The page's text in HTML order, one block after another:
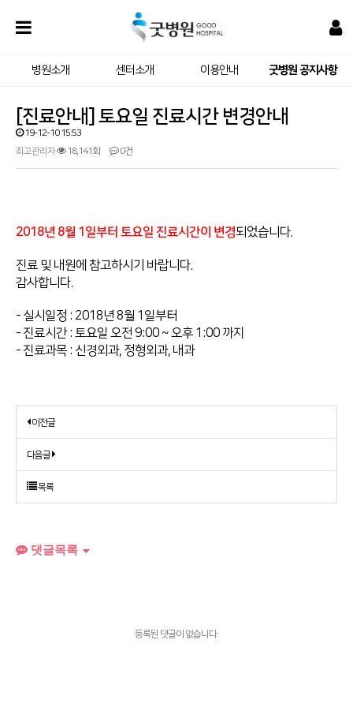
병원소개 센터소개 이용안내 굿병원 공지사항
[진료안내] 토요일 진료시간 변경안내
19-12-10 15:53
최고관리자
18,141회 0건
2018년 8월 1일부터 토요일 진료시간이 변경되었습니다.
진료 및 내원에 참고하시기 바랍니다.
감사합니다.
- 실시일정 : 2018년 8월 1일부터
- 진료시간 : 토요일 오전 9:00 ~ 오후 1:00 까지
- 진료과목 : 신경외과, 정형외과, 내과
이전글
다음글
목록
댓글목록
등록된 댓글이 없습니다.